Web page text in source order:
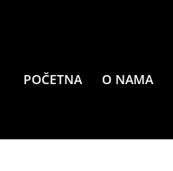
POČETNA O NAMA